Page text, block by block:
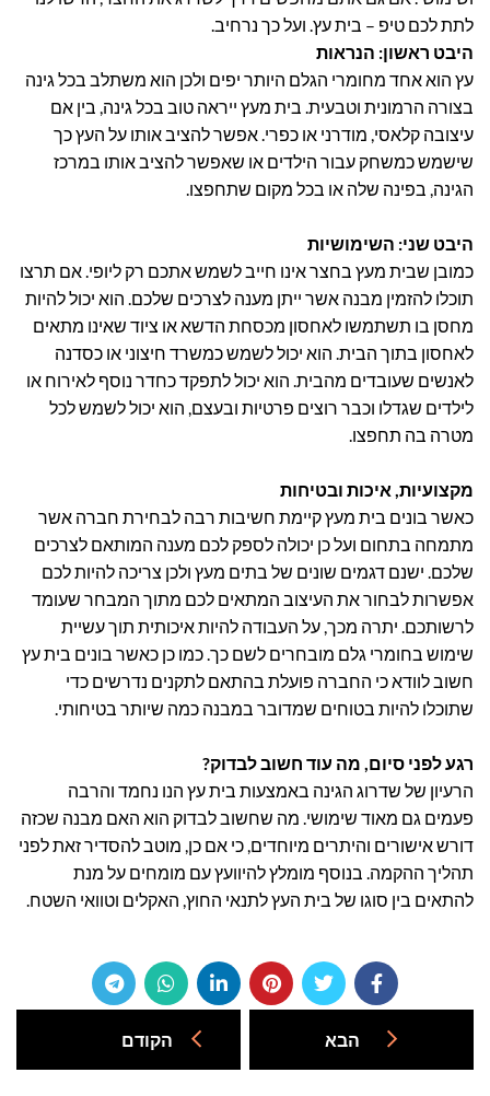
לתת לכם טיפ – בית עץ. ועל כך נרחיב.
היבט ראשון: הנראות
עץ הוא אחד מחומרי הגלם היותר יפים ולכן הוא משתלב בכל גינה
בצורה הרמונית וטבעית. בית מעץ ייראה טוב בכל גינה, בין אם
עיצובה קלאסי, מודרני או כפרי. אפשר להציב אותו על העץ כך
שישמש כמשחק עבור הילדים או שאפשר להציב אותו במרכז
הגינה, בפינה שלה או בכל מקום שתחפצו.
היבט שני: השימושיות
כמובן שבית מעץ בחצר אינו חייב לשמש אתכם רק ליופי. אם תרצו
תוכלו להזמין מבנה אשר ייתן מענה לצרכים שלכם. הוא יכול להיות
מחסן בו תשתמשו לאחסון מכסחת הדשא או ציוד שאינו מתאים
לאחסון בתוך הבית. הוא יכול לשמש כמשרד חיצוני או כסדנה
לאנשים שעובדים מהבית. הוא יכול לתפקד כחדר נוסף לאירוח או
לילדים שגדלו וכבר רוצים פרטיות ובעצם, הוא יכול לשמש לכל
מטרה בה תחפצו.
מקצועיות, איכות ובטיחות
כאשר בונים בית מעץ קיימת חשיבות רבה לבחירת חברה אשר
מתמחה בתחום ועל כן יכולה לספק לכם מענה המותאם לצרכים
שלכם. ישנם דגמים שונים של בתים מעץ ולכן צריכה להיות לכם
אפשרות לבחור את העיצוב המתאים לכם מתוך המבחר שעומד
לרשותכם. יתרה מכך, על העבודה להיות איכותית תוך עשיית
שימוש בחומרי גלם מובחרים לשם כך. כמו כן כאשר בונים בית עץ
חשוב לוודא כי החברה פועלת בהתאם לתקנים נדרשים כדי
שתוכלו להיות בטוחים שמדובר במבנה כמה שיותר בטיחותי.
רגע לפני סיום, מה עוד חשוב לבדוק?
הרעיון של שדרוג הגינה באמצעות בית עץ הנו נחמד והרבה
פעמים גם מאוד שימושי. מה שחשוב לבדוק הוא האם מבנה שכזה
דורש אישורים והיתרים מיוחדים, כי אם כן, מוטב להסדיר זאת לפני
תהליך ההקמה. בנוסף מומלץ להיוועץ עם מומחים על מנת
להתאים בין סוגו של בית העץ לתנאי החוץ, האקלים וטוואי השטח.
הבא הקודם